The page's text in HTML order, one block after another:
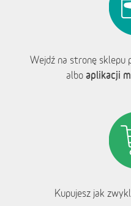
Wejdź na stronę sklepu
albo aplikacji
Kupujesz jak